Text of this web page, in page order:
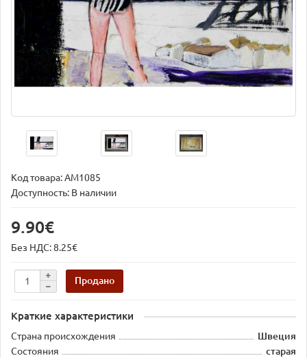
Код товара:AM1085
Доступность: В наличии
9.90€
Без НДС: 8.25€
Продано
Краткие характеристики
Страна происхождения
Швеция
Состояния
старая